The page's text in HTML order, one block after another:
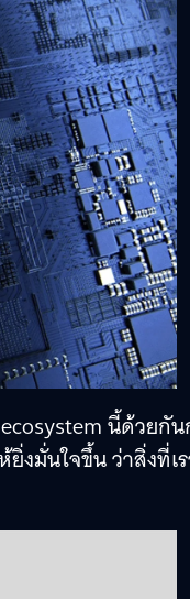
นี้ด้วยกั
งมั่นใจขึ้น ว่าสิ่งที่เ